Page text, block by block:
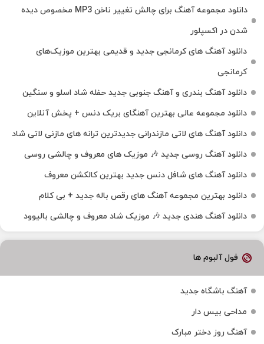
دانلود مجموعه آهنگ برای چالش تغییر ناخن MP3 مخصوص دیده
شدن در اکسپلور
دانلود آهنگ‌ های کرمانجی جدید و قدیمی بهترین موزیک‌های
کرمانجی
دانلود آهنگ بندری و آهنگ جنوبی جدید حفله شاد اسلو و سنگین
دانلود مجموعه عالی بهترین آهنگای بریک دنس + پخش آنلاین
دانلود آهنگ‌ های لاتی مازندرانی جدیدترین ترانه های مازنی لاتی شاد
دانلود آهنگ روسی جدید 🎶 موزیک‌ های معروف و چالشی روسی
دانلود آهنگ های شافل دنس جدید بهترین کالکشن معروف
دانلود بهترین مجموعه آهنگ های رقص باله جدید + بی کلام
دانلود آهنگ هندی جدید 🎶 موزیک شاد معروف و چالشی بالیوود
فول آلبوم ها
آهنگ باشگاه جدید
مداحی بیس دار
آهنگ روز دختر مبارک